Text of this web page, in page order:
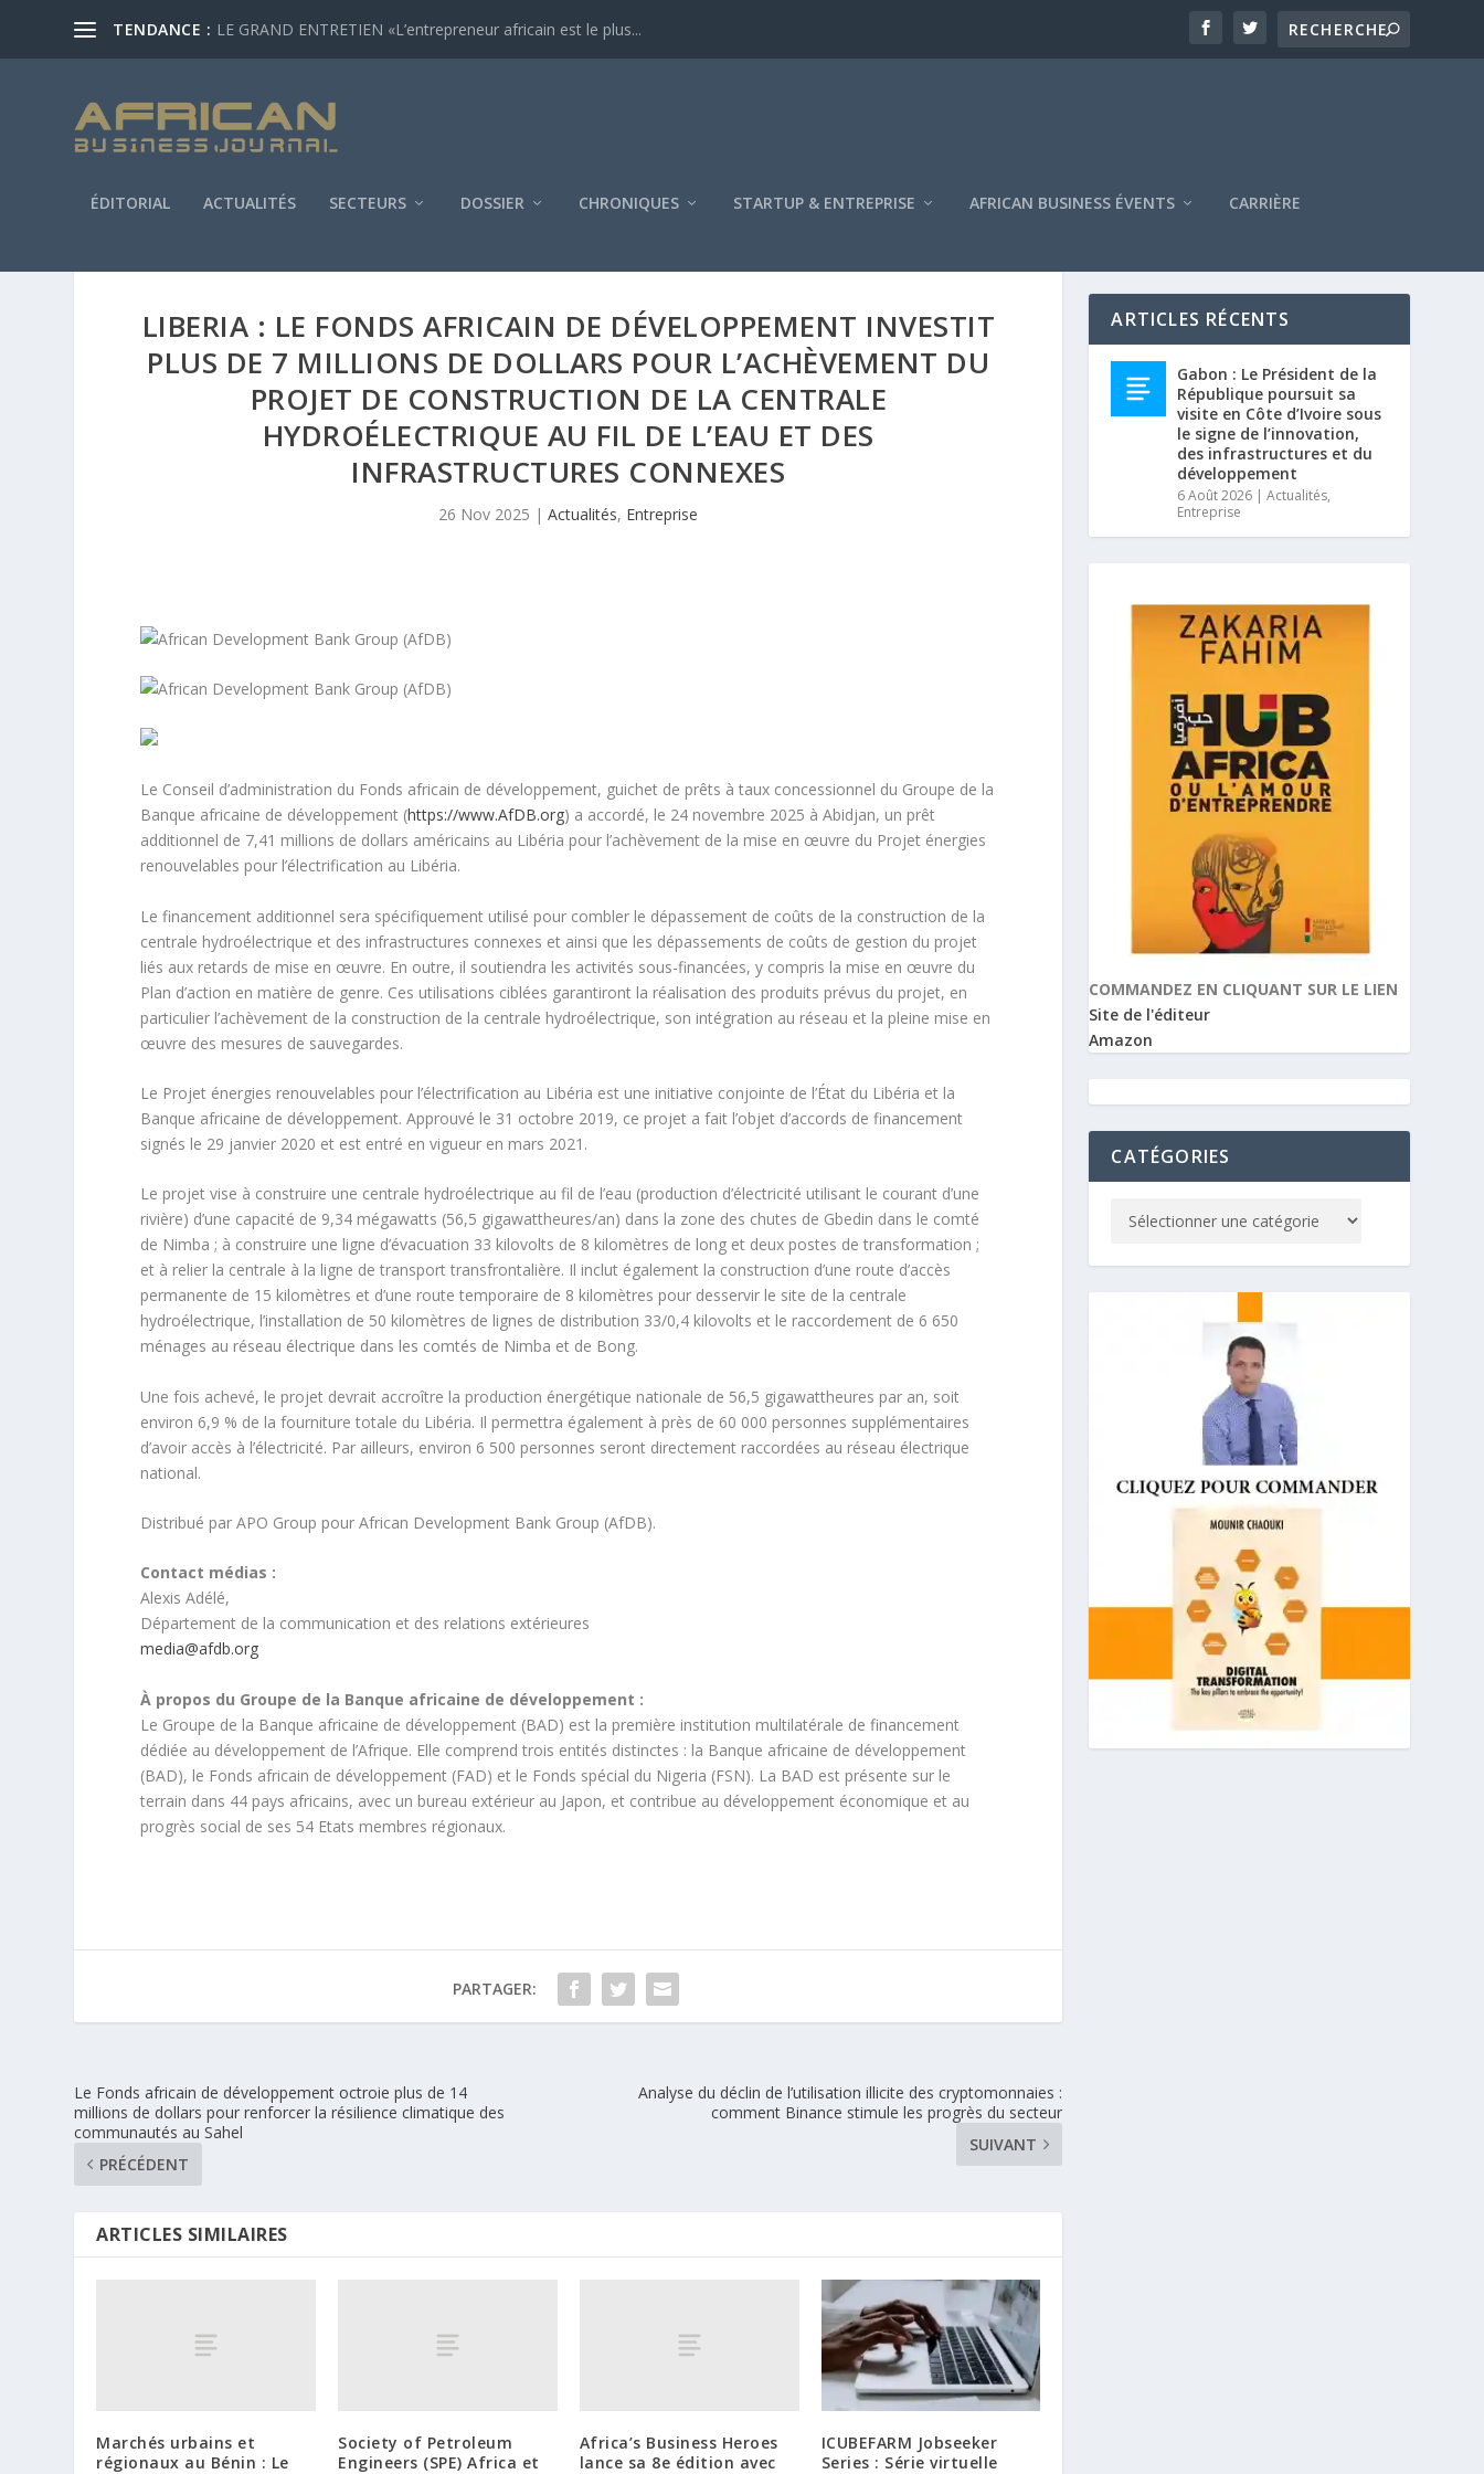
TENDANCE : LE GRAND ENTRETIEN
ÉDITORIAL ACTUALITÉS SECTEURS DOSSIER CHRONIQUES STARTUP & ENTREPRISE AFRICAN BUSINESS ÉVENTS CARRIÈRE
LIBERIA : LE FONDS AFRICAIN DE DÉVELOPPEMENT INVESTIT
PLUS DE 7 MILLIONS DE DOLLARS POUR L’ACHÈVEMENT DU
PROJET DE CONSTRUCTION DE LA CENTRALE
HYDROÉLECTRIQUE AU FIL DE L’EAU ET DES
INFRASTRUCTURES CONNEXES
26 Nov 2025 |Actualités, Entreprise
Le Conseil d’administration du Fonds africain de développement, guichet de prêts à taux concessionnel du Groupe de la
Banque africaine de développement (https://www.AfDB.org) a accordé, le 24 novembre 2025 à Abidjan, un prêt
additionnel de 7,41 millions de dollars américains au Libéria pour l’achèvement de la mise en œuvre du Projet énergies
renouvelables pour l’électrification au Libéria.
Le financement additionnel sera spécifiquement utilisé pour combler le dépassement de coûts de la construction de la
centrale hydroélectrique et des infrastructures connexes et ainsi que les dépassements de coûts de gestion du projet
liés aux retards de mise en œuvre. En outre, il soutiendra les activités sous-financées, y compris la mise en œuvre du
Plan d’action en matière de genre. Ces utilisations ciblées garantiront la réalisation des produits prévus du projet, en
particulier l’achèvement de la construction de la centrale hydroélectrique, son intégration au réseau et la pleine mise en
œuvre des mesures de sauvegardes.
Le Projet énergies renouvelables pour l’électrification au Libéria est une initiative conjointe de l’État du Libéria et la
Banque africaine de développement. Approuvé le 31 octobre 2019, ce projet a fait l’objet d’accords de financement
signés le 29 janvier 2020 et est entré en vigueur en mars 2021.
Le projet vise à construire une centrale hydroélectrique au fil de l’eau (production d’électricité utilisant le courant d’une
rivière) d’une capacité de 9,34 mégawatts (56,5 gigawattheures/an) dans la zone des chutes de Gbedin dans le comté
de Nimba ; à construire une ligne d’évacuation 33 kilovolts de 8 kilomètres de long et deux postes de transformation ;
et à relier la centrale à la ligne de transport transfrontalière. Il inclut également la construction d’une route d’accès
permanente de 15 kilomètres et d’une route temporaire de 8 kilomètres pour desservir le site de la centrale
hydroélectrique, l’installation de 50 kilomètres de lignes de distribution 33/0,4 kilovolts et le raccordement de 6 650
ménages au réseau électrique dans les comtés de Nimba et de Bong.
Une fois achevé, le projet devrait accroître la production énergétique nationale de 56,5 gigawattheures par an, soit
environ 6,9 % de la fourniture totale du Libéria. Il permettra également à près de 60 000 personnes supplémentaires
d’avoir accès à l’électricité. Par ailleurs, environ 6 500 personnes seront directement raccordées au réseau électrique
national.
Distribué par APO Group pour African Development Bank Group (AfDB).
Contact médias :
Alexis Adélé,
Département de la communication et des relations extérieures
media@afdb.org
À propos du Groupe de la Banque africaine de développement :
Le Groupe de la Banque africaine de développement (BAD) est la première institution multilatérale de financement
dédiée au développement de l’Afrique. Elle comprend trois entités distinctes : la Banque africaine de développement
(BAD), le Fonds africain de développement (FAD) et le Fonds spécial du Nigeria (FSN). La BAD est présente sur le
terrain dans 44 pays africains, avec un bureau extérieur au Japon, et contribue au développement économique et au
progrès social de ses 54 Etats membres régionaux.
PARTAGER:
Le Fonds africain de développement octroie plus de 14
millions de dollars pour renforcer la résilience climatique des
communautés au Sahel
PRÉCÉDENT
Analyse du déclin de l’utilisation illicite des cryptomonnaies :
comment Binance stimule les progrès du secteur
SUIVANT
ARTICLES SIMILAIRES
Marchés urbains et
régionaux au Bénin : Le
Society of Petroleum
Engineers (SPE) Africa et
Africa’s Business Heroes
lance sa 8e édition avec
ICUBEFARM Jobseeker
Series : Série virtuelle
ARTICLES RÉCENTS
Gabon : Le Président de la
République poursuit sa
visite en Côte d’Ivoire sous
le signe de l’innovation,
des infrastructures et du
développement
6 Août 2026 |Actualités,
Entreprise
COMMANDEZ EN CLIQUANT SUR LE LIEN
Site de l'éditeur
Amazon
CATÉGORIES